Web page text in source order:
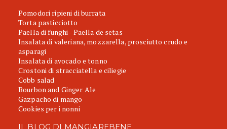
Pomodori ripieni di burrata
Torta pasticciotto
Paella di funghi - Paella de setas
Insalata di valeriana, mozzarella, prosciutto crudo e
asparagi
Insalata di avocado e tonno
Crostoni di stracciatella e ciliegie
Cobb salad
Bourbon and Ginger Ale
Gazpacho di mango
Cookies per i nonni
IL BLOG DI MANGIAREBENE